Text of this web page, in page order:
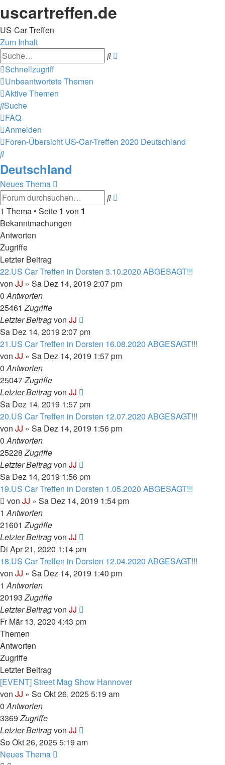
uscartreffen.de
US-Car Treffen
Zum Inhalt
Suche
Schnellzugriff
Unbeantwortete Themen
Aktive Themen
Suche
FAQ
Anmelden
Foren-Übersicht US-Car-Treffen 2020 Deutschland
Suche
Deutschland
Neues Thema
Suche
1 Thema • Seite 1 von 1
Bekanntmachungen
Antworten
Zugriffe
Letzter Beitrag
22.US Car Treffen in Dorsten 3.10.2020 ABGESAGT!!!
von JJ » Sa Dez 14, 2019 2:07 pm
0Antworten
25461Zugriffe
Letzter Beitragvon JJ
Sa Dez 14, 2019 2:07 pm
21.US Car Treffen in Dorsten 16.08.2020 ABGESAGT!!!
von JJ » Sa Dez 14, 2019 1:57 pm
0Antworten
25047Zugriffe
Letzter Beitragvon JJ
Sa Dez 14, 2019 1:57 pm
20.US Car Treffen in Dorsten 12.07.2020 ABGESAGT!!!
von JJ » Sa Dez 14, 2019 1:56 pm
0Antworten
25228Zugriffe
Letzter Beitragvon JJ
Sa Dez 14, 2019 1:56 pm
19.US Car Treffen in Dorsten 1.05.2020 ABGESAGT!!!
von JJ » Sa Dez 14, 2019 1:54 pm
1Antworten
21601Zugriffe
Letzter Beitragvon JJ
Di Apr 21, 2020 1:14 pm
18.US Car Treffen in Dorsten 12.04.2020 ABGESAGT!!!
von JJ » Sa Dez 14, 2019 1:40 pm
1Antworten
20193Zugriffe
Letzter Beitragvon JJ
Fr Mär 13, 2020 4:43 pm
Themen
Antworten
Zugriffe
Letzter Beitrag
[EVENT] Street Mag Show Hannover
von JJ » So Okt 26, 2025 5:19 am
0Antworten
3369Zugriffe
Letzter Beitragvon JJ
So Okt 26, 2025 5:19 am
Neues Thema